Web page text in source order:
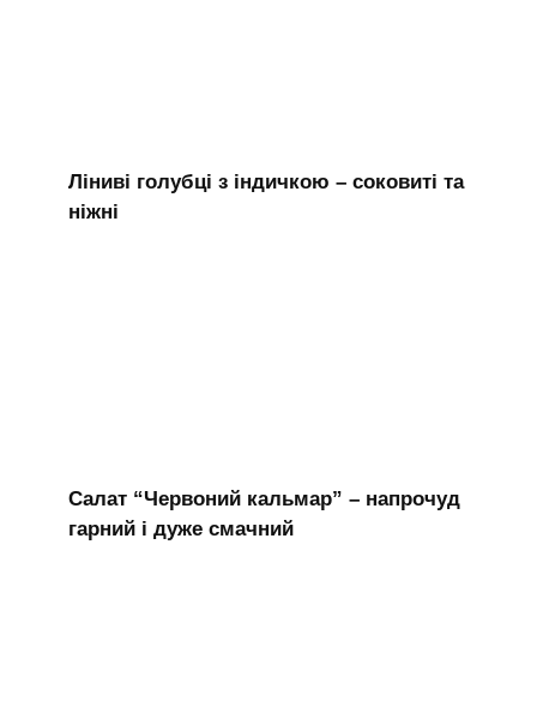
Ліниві голубці з індичкою – соковиті та
ніжні
Салат “Червоний кальмар” – напрочуд
гарний і дуже смачний